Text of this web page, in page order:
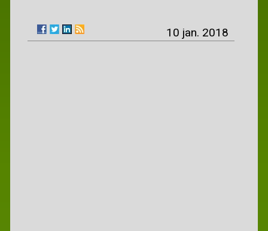
10 jan. 2018